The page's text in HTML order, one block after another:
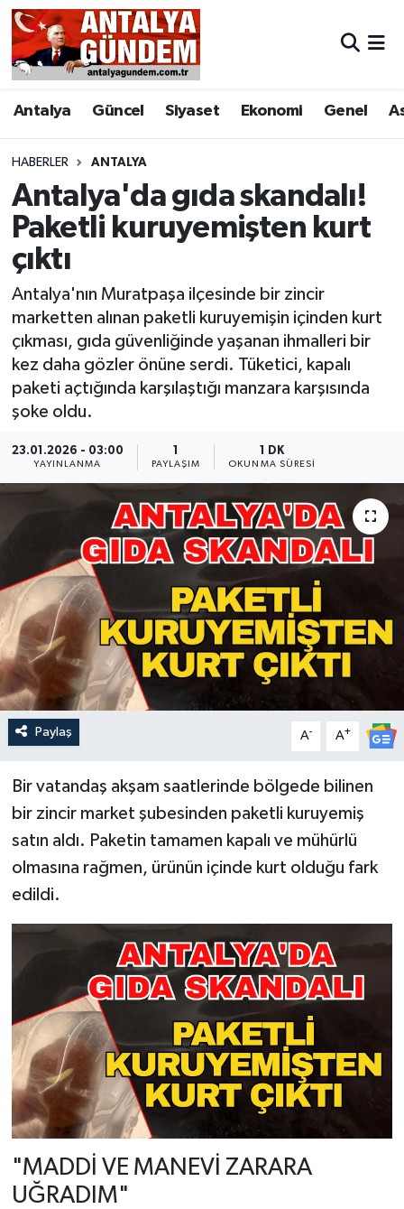
Antalya Güncel Siyaset Ekonomi Genel
HABERLER ANTALYA
Antalya'da gıda skandalı!
Paketli kuruyemişten kurt
çıktı
Antalya'nın Muratpaşa ilçesinde bir zincir
marketten alınan paketli kuruyemişin içinden kurt
çıkması, gıda güvenliğinde yaşanan ihmalleri bir
kez daha gözler önüne serdi. Tüketici, kapalı
paketi açtığında karşılaştığı manzara karşısında
şoke oldu.
23.01.2026 - 03:00
YAYINLANMA
1
PAYLAŞIM
1 DK
OKUNMA SÜRESI
Paylaş A- A+
Bir vatandaş akşam saatlerinde bölgede bilinen
bir zincir market şubesinden paketli kuruyemiş
satın aldı. Paketin tamamen kapalı ve mühürlü
olmasına rağmen, ürünün içinde kurt olduğu fark
edildi.
"MADDİ VE MANEVİ ZARARA
UĞRADIM"
Antalya
Asayiş
Bilim & Teknoloji
Bölge
EĞİTİM
Ekonomi
Genel
Görüntülü Haber
Kültür & Sanat
Magazin
Resmi İlan
Sağlık & Yaşam
Siyaset
Spor
Antalya Nöbetçi Eczaneler
Antalya Hava Durumu
Antalya Namaz Vakitleri
Antalya Trafik Yoğunluk Haritası
Süper Lig Puan Durumu ve Fikstür
Tüm Manşetler
Son Dakika Haberleri
Haber Arşivi